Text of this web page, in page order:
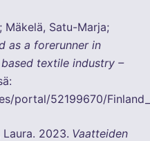
Mäkelä, Satu-Marja;
as a forerunner in
textile industry –
52199670/
Laura. 2023. Vaatteiden